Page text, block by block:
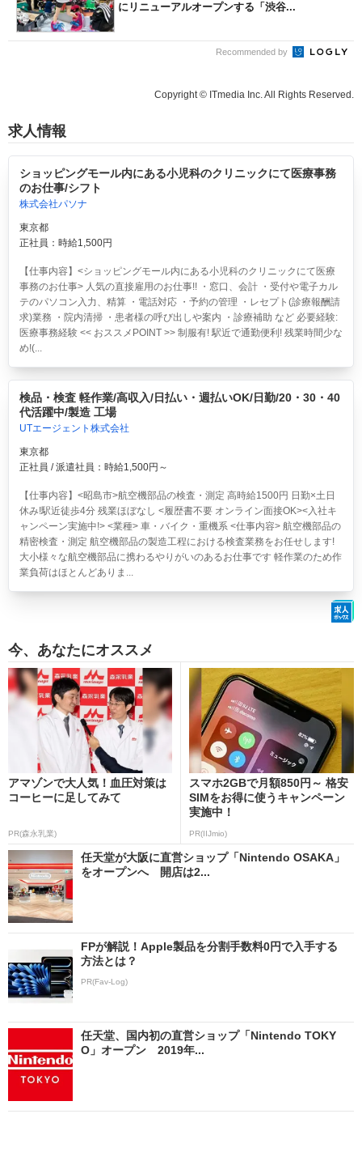
にリニューアルオープンする「渋谷...
Recommended by
Copyright © ITmedia Inc. All Rights Reserved.
求人情報
ショッピングモール内にある小児科のクリニックにて医療事務
のお仕事/シフト
株式会社パソナ
東京都
正社員：時給1,500円
【仕事内容】<ショッピングモール内にある小児科のクリニックにて医療
事務のお仕事> 人気の直接雇用のお仕事!! ・窓口、会計 ・受付や電子カル
テのパソコン入力、精算 ・電話対応 ・予約の管理 ・レセプト(診療報酬請
求)業務 ・院内清掃 ・患者様の呼び出しや案内 ・診療補助 など 必要経験:
医療事務経験 << おススメPOINT >> 制服有! 駅近で通勤便利! 残業時間少な
め!(...
検品・検査 軽作業/高収入/日払い・週払いOK/日勤/20・30・40
代活躍中/製造 工場
UTエージェント株式会社
東京都
正社員 / 派遣社員：時給1,500円～
【仕事内容】<昭島市>航空機部品の検査・測定 高時給1500円 日勤×土日
休み!駅近徒歩4分 残業ほぼなし <履歴書不要 オンライン面接OK><入社キ
ャンペーン実施中!> <業種> 車・バイク・重機系 <仕事内容> 航空機部品の
精密検査・測定 航空機部品の製造工程における検査業務をお任せします!
大小様々な航空機部品に携わるやりがいのあるお仕事です 軽作業のため作
業負荷はほとんどありま...
今、あなたにオススメ
アマゾンで大人気！血圧対策は
コーヒーに足してみて
PR(森永乳業)
スマホ2GBで月額850円～ 格安
SIMをお得に使うキャンペーン
実施中！
PR(IIJmio)
任天堂が大阪に直営ショップ「Nintendo OSAKA」
をオープンへ 開店は2...
FPが解説！Apple製品を分割手数料0円で入手する
方法とは？
PR(Fav-Log)
任天堂、国内初の直営ショップ「Nintendo TOKY
O」オープン 2019年...